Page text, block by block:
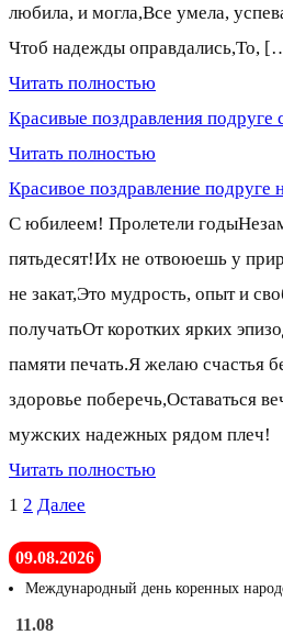
любила, и могла,Все умела,
Чтоб надежды оправдались,То,
Читать полностью
Красивые поздравления подруге
Читать полностью
Красивое поздравление подруге
С юбилеем! Пролетели
пятьдесят!Их не отвоюешь у
не закат,Это мудрость, опыт и
получатьОт коротких ярких
памяти печать.Я желаю счастья
здоровье поберечь,Оставаться
мужских надежных рядом плеч!
Читать полностью
Пагинация
записей
1 2 Далее
09.08.2026
Международный день коренных
11.08